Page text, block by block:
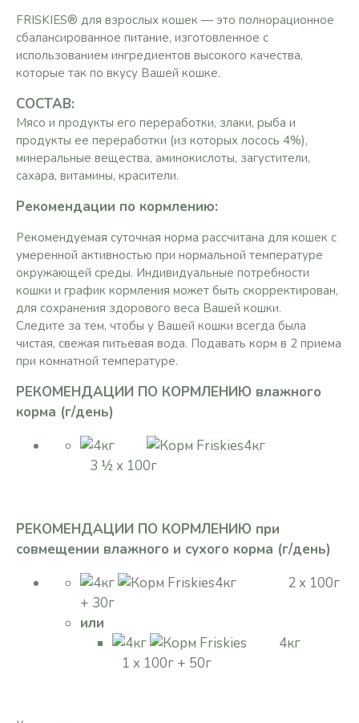
​FRISKIES® для взрослых кошек — это полнорационное
сбалансированное питание, изготовленное с
использованием ингредиентов высокого качества,
которые так по вкусу Вашей кошке.
СОСТАВ:
Мясо и продукты его переработки, злаки, рыба и
продукты ее переработки (из которых лосось 4%),
минеральные вещества, аминокислоты, загустители,
сахара, витамины, красители.
Рекомендации по кормлению:
Рекомендуемая суточная норма рассчитана для кошек с
умеренной активностью при нормальной температуре
окружающей среды. Индивидуальные потребности
кошки и график кормления может быть скорректирован,
для сохранения здорового веса Вашей кошки.
Следите за тем, чтобы у Вашей кошки всегда была
чистая, свежая питьевая вода. Подавать корм в 2 приема
при комнатной температуре.
РЕКОМЕНДАЦИИ ПО КОРМЛЕНИЮ влажного
корма (г/день)
4кг
3 ½ x 100г
РЕКОМЕНДАЦИИ ПО КОРМЛЕНИЮ при
совмещении влажного и сухого корма (г/день)
4кг 2 x 100г
+ 30г
или
4кг
1 x 100г + 50г